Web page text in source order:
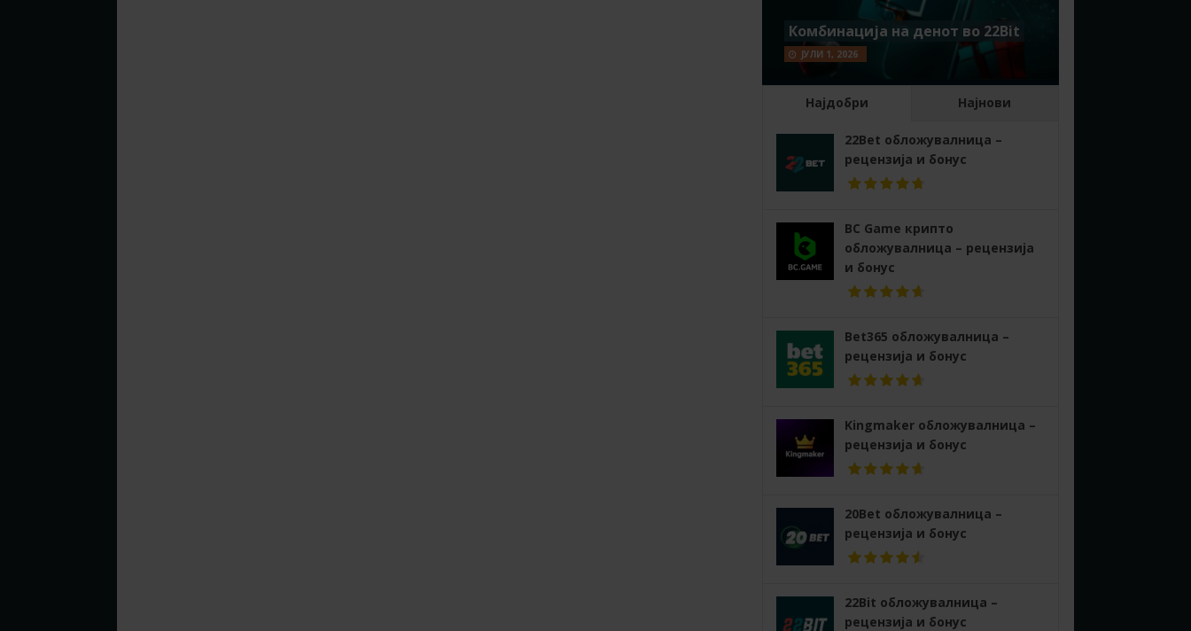
Комбинација на денот во 22Bit
ЈУЛИ 1, 2026
Најдобри Најнови
22Bet обложувалница –
рецензија и бонус
BC Game крипто
обложувалница – рецензија
и бонус
Bet365 обложувалница –
рецензија и бонус
Kingmaker обложувалница –
рецензија и бонус
20Bet обложувалница –
рецензија и бонус
22Bit обложувалница –
рецензија и бонус